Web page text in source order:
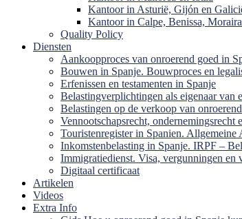
Kantoor in Asturië, Gijón en
Kantoor in Calpe, Benissa,
Quality Policy
Diensten
Aankoopproces van onroerend goed in
Bouwen in Spanje. Bouwproces en
Erfenissen en testamenten in Spanje
Belastingverplichtingen als eigenaar van
Belastingen op de verkoop van
Vennootschapsrecht, ondernemingsrecht
Touristenregister in Spanien. Allgemeine
Inkomstenbelasting in Spanje. IRPF –
Immigratiedienst. Visa, vergunningen en
Digitaal certificaat
Artikelen
Videos
Extra Info